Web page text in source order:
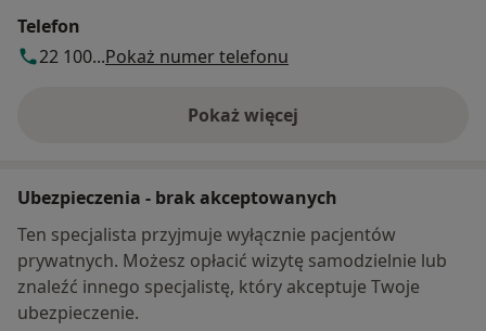
Telefon
22 100...Pokaż numer telefonu
Pokaż więcej
o adresie
Ubezpieczenia - brak akceptowanych
Ten specjalista przyjmuje wyłącznie pacjentów
prywatnych. Możesz opłacić wizytę samodzielnie lub
znaleźć innego specjalistę, który akceptuje Twoje
ubezpieczenie.